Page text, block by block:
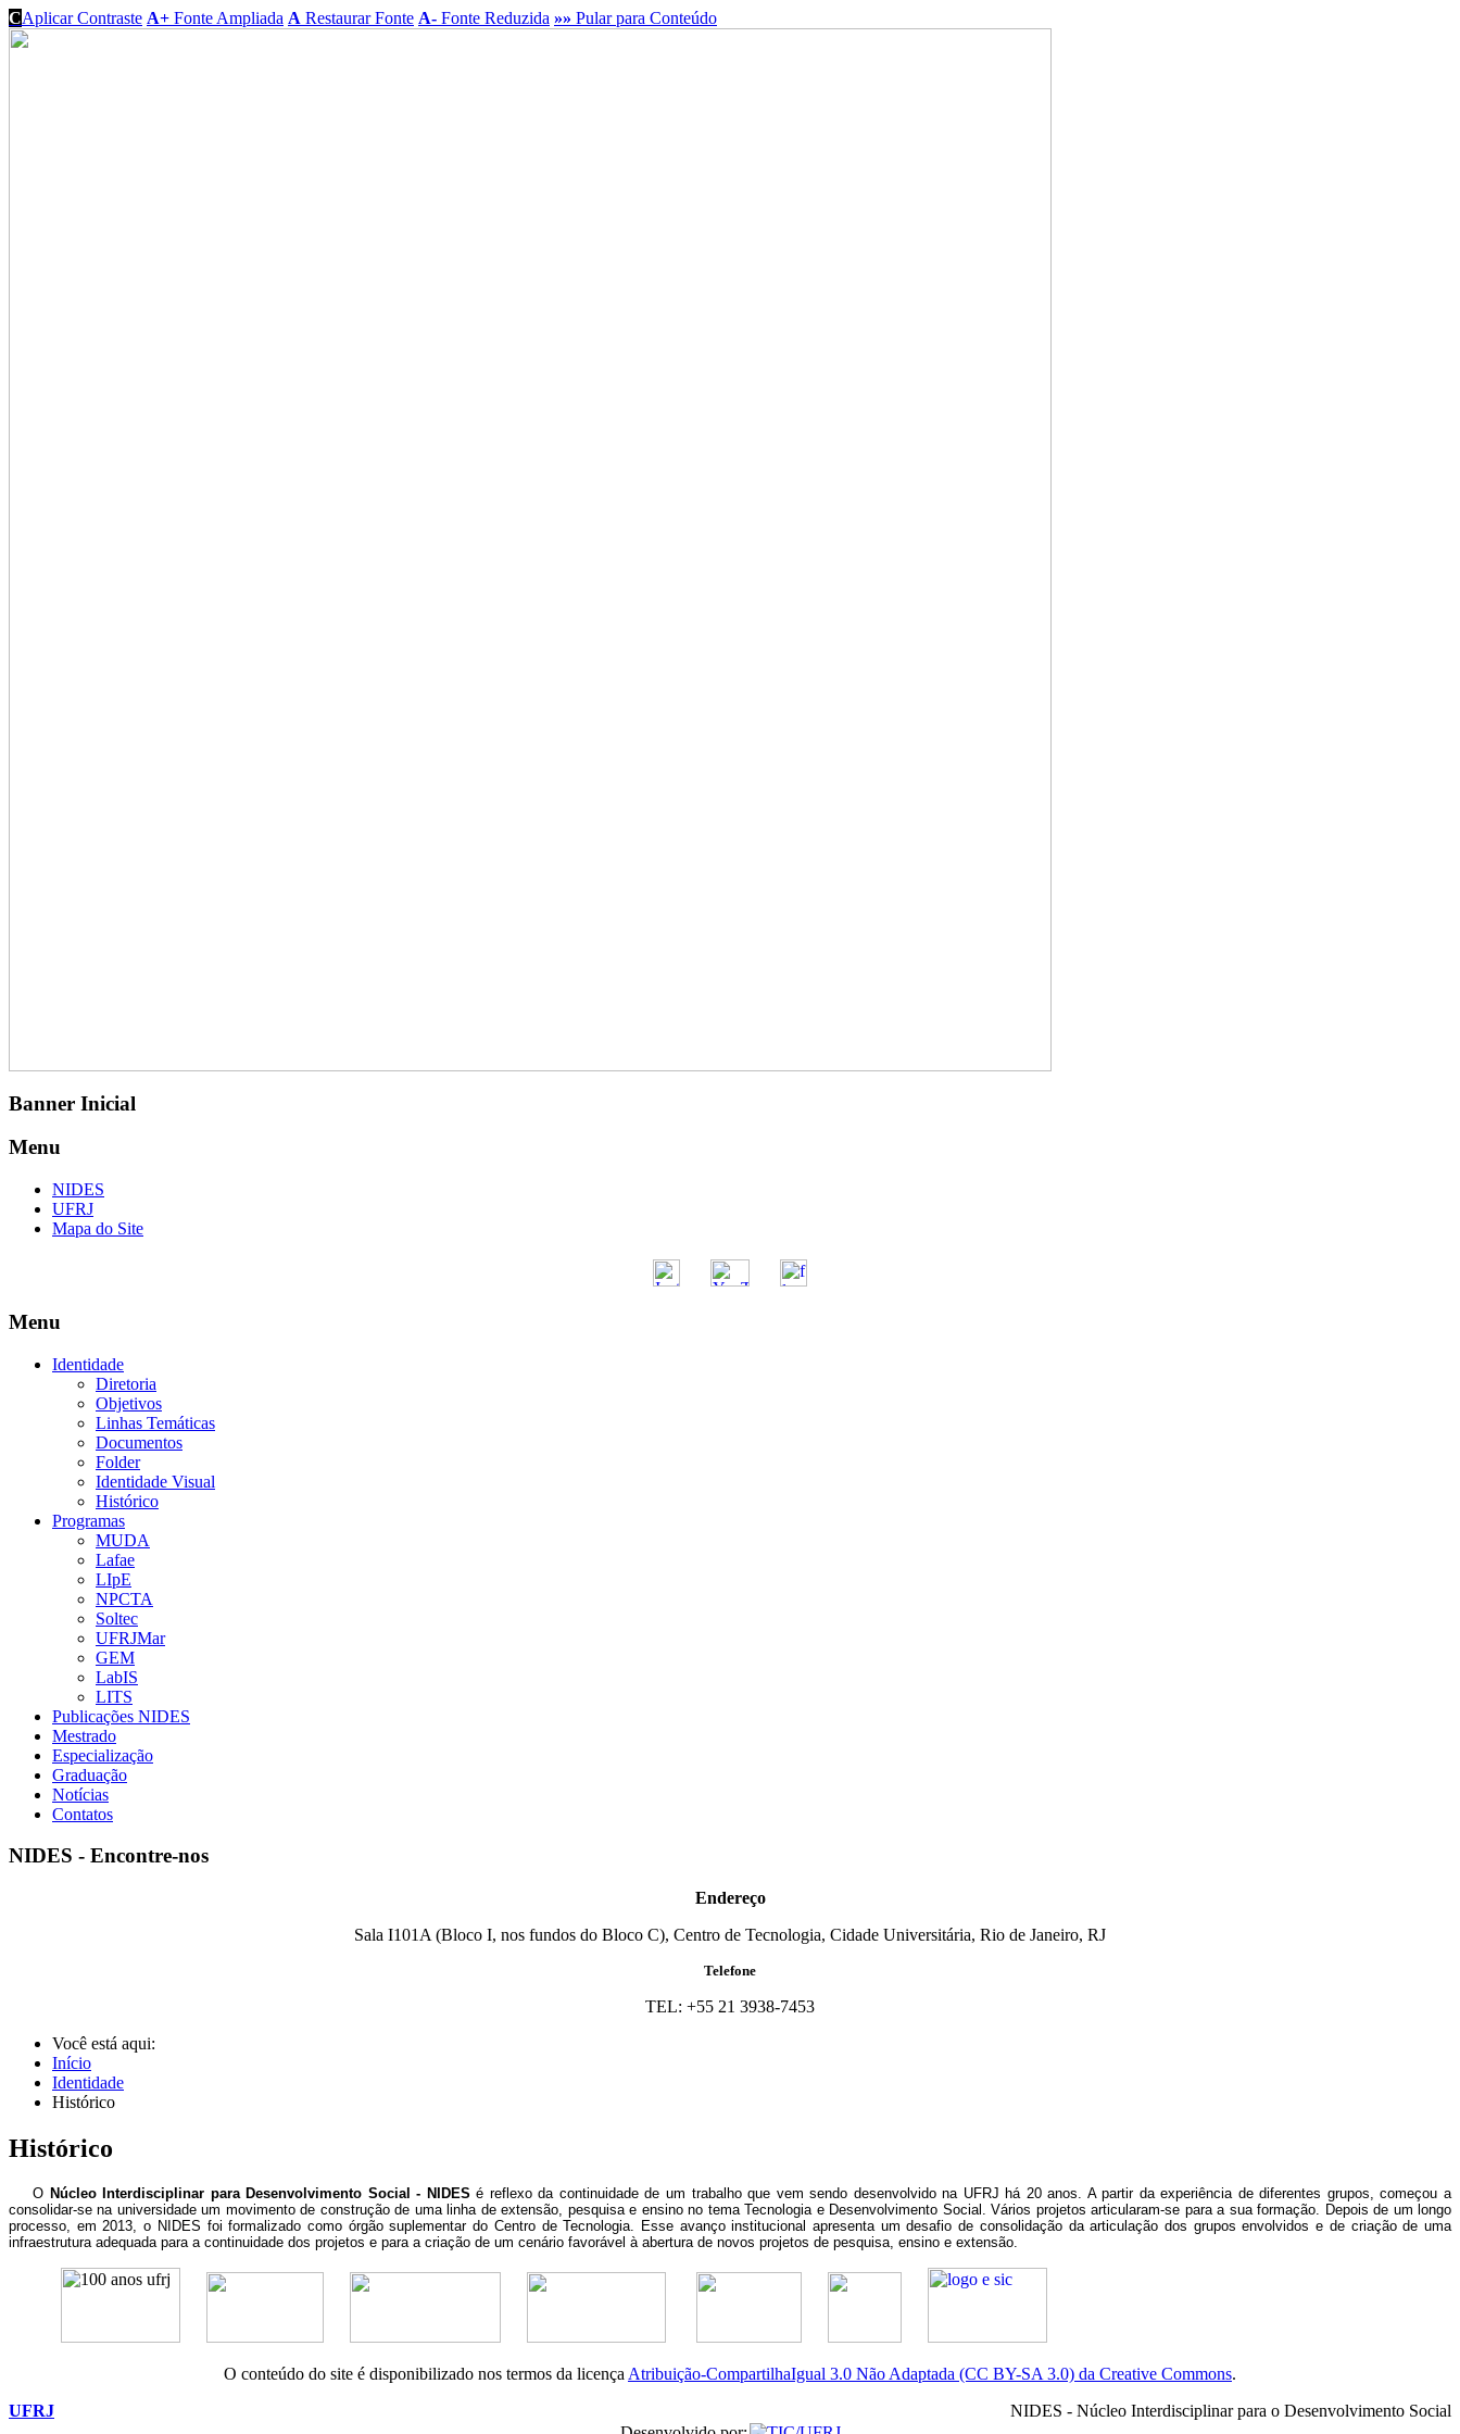
CAplicar Contraste A+ Fonte Ampliada A Restaurar Fonte A- Fonte Reduzida »» Pular para Conteúdo
Banner Inicial
Menu
NIDES
UFRJ
Mapa do Site
Menu
Identidade
Diretoria
Objetivos
Linhas Temáticas
Documentos
Folder
Identidade Visual
Histórico
Programas
MUDA
Lafae
LIpE
NPCTA
Soltec
UFRJMar
GEM
LabIS
LITS
Publicações NIDES
Mestrado
Especialização
Graduação
Notícias
Contatos
NIDES - Encontre-nos
Endereço
Sala I101A (Bloco I, nos fundos do Bloco C), Centro de Tecnologia, Cidade Universitária, Rio de Janeiro, RJ
Telefone
TEL: +55 21 3938-7453
Você está aqui:
Início
Identidade
Histórico
Histórico
O Núcleo Interdisciplinar para Desenvolvimento Social - NIDES é reflexo da continuidade de um trabalho que vem sendo desenvolvido na UFRJ há 20 anos. A partir da experiência de diferentes grupos, começou a
consolidar-se na universidade um movimento de construção de uma linha de extensão, pesquisa e ensino no tema Tecnologia e Desenvolvimento Social. Vários projetos articularam-se para a sua formação. Depois de um longo
processo, em 2013, o NIDES foi formalizado como órgão suplementar do Centro de Tecnologia. Esse avanço institucional apresenta um desafio de consolidação da articulação dos grupos envolvidos e de criação de uma
infraestrutura adequada para a continuidade dos projetos e para a criação de um cenário favorável à abertura de novos projetos de pesquisa, ensino e extensão.
O conteúdo do site é disponibilizado nos termos da licença Atribuição-CompartilhaIgual 3.0 Não Adaptada (CC BY-SA 3.0) da Creative Commons.
UFRJ
NIDES - Núcleo Interdisciplinar para o Desenvolvimento Social